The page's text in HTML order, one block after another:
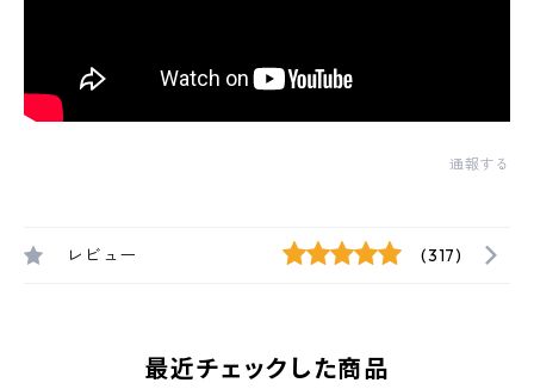
通報する
レビュー (317)
最近チェックした商品